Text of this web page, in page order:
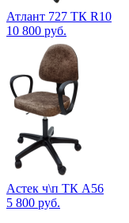
Атлант 727 ТК R10
10 800 руб.
Астек ч\п ТК А56
5 800 руб.